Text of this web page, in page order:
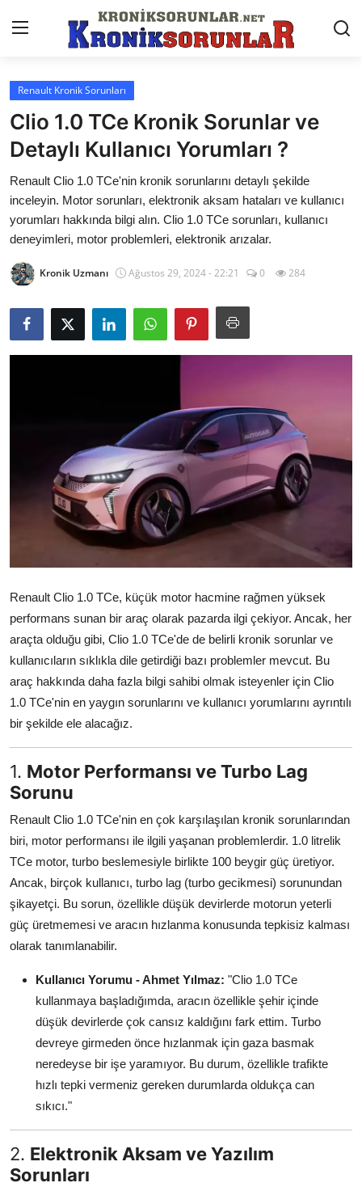
Anasayfa
Markalar
İletişim
Trafik & Cezalar
Sigorta & Kasko
Vergi & ÖTV & MTV
Muayene & Ruhsat
Sorgulamalar
Bakım & Arıza Çözümleri
Elektrikli & Hibrit
Kiralama & Filo
Sürüş & Güvenlik
Lastik & Jant
Yağlar & Sıvılar
LPG & Yakıt
Klima & Konfor
Aydınlatma & Görüş
Şanzıman & Aktarma
Dizel Sistemler
Multimedya & Elektronik
Renault Kronik Sorunları
Clio 1.0 TCe Kronik Sorunlar ve
Detaylı Kullanıcı Yorumları ?
Renault Clio 1.0 TCe'nin kronik sorunlarını detaylı şekilde
inceleyin. Motor sorunları, elektronik aksam hataları ve kullanıcı
yorumları hakkında bilgi alın. Clio 1.0 TCe sorunları, kullanıcı
deneyimleri, motor problemleri, elektronik arızalar.
Kronik Uzmanı Ağustos 29, 2024 - 22:21 0 284
Renault Clio 1.0 TCe, küçük motor hacmine rağmen yüksek
performans sunan bir araç olarak pazarda ilgi çekiyor. Ancak, her
araçta olduğu gibi, Clio 1.0 TCe'de de belirli kronik sorunlar ve
kullanıcıların sıklıkla dile getirdiği bazı problemler mevcut. Bu
araç hakkında daha fazla bilgi sahibi olmak isteyenler için Clio
1.0 TCe'nin en yaygın sorunlarını ve kullanıcı yorumlarını ayrıntılı
bir şekilde ele alacağız.
1. Motor Performansı ve Turbo Lag
Sorunu
Renault Clio 1.0 TCe'nin en çok karşılaşılan kronik sorunlarından
biri, motor performansı ile ilgili yaşanan problemlerdir. 1.0 litrelik
TCe motor, turbo beslemesiyle birlikte 100 beygir güç üretiyor.
Ancak, birçok kullanıcı, turbo lag (turbo gecikmesi) sorunundan
şikayetçi. Bu sorun, özellikle düşük devirlerde motorun yeterli
güç üretmemesi ve aracın hızlanma konusunda tepkisiz kalması
olarak tanımlanabilir.
Kullanıcı Yorumu - Ahmet Yılmaz: "Clio 1.0 TCe
kullanmaya başladığımda, aracın özellikle şehir içinde
düşük devirlerde çok cansız kaldığını fark ettim. Turbo
devreye girmeden önce hızlanmak için gaza basmak
neredeyse bir işe yaramıyor. Bu durum, özellikle trafikte
hızlı tepki vermeniz gereken durumlarda oldukça can
sıkıcı."
2. Elektronik Aksam ve Yazılım
Sorunları